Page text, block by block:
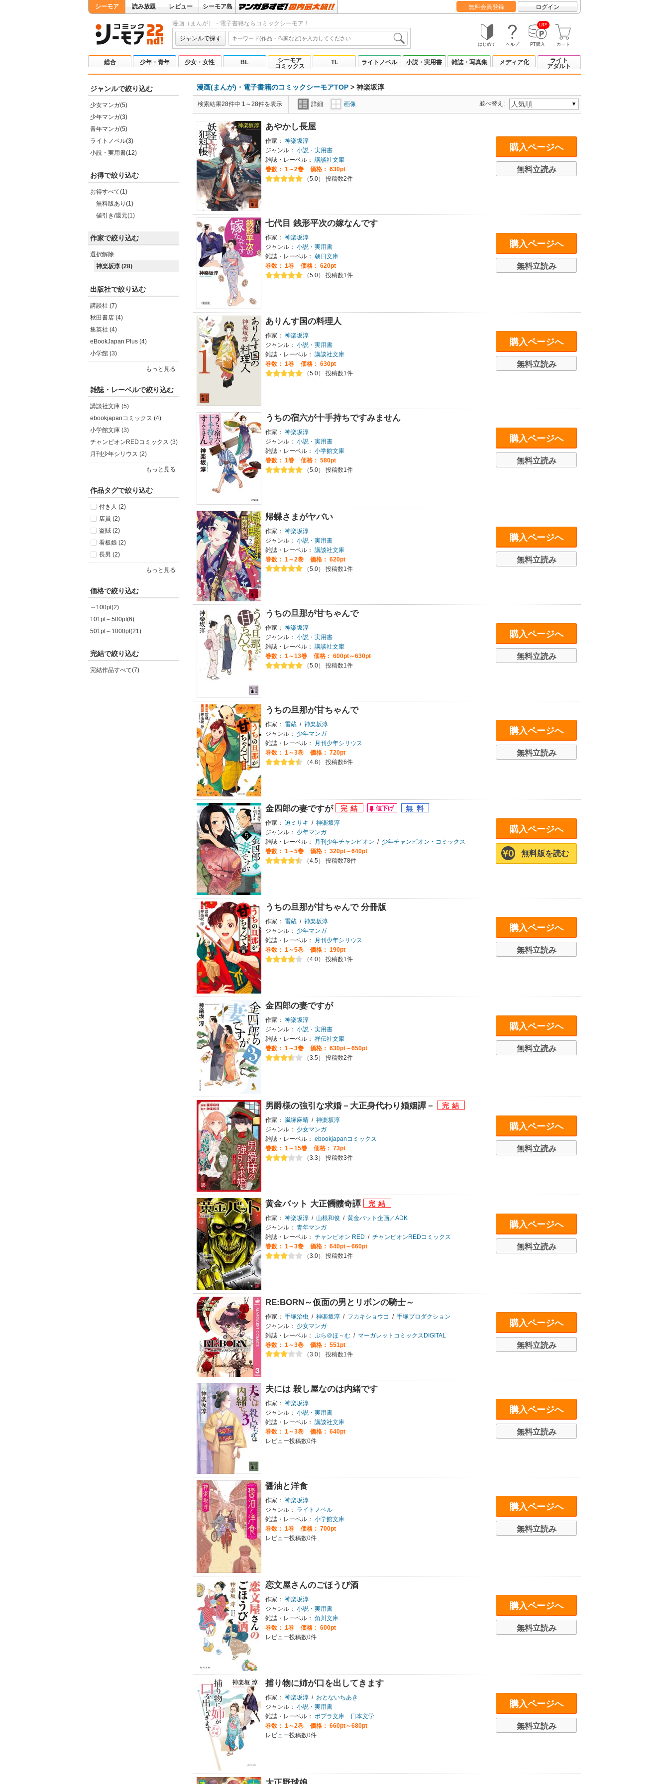
シーモア 読み放題 レビュー シーモア島 無料会員登録 ログイン
漫画（まんが）・電子書籍ならコミックシーモア！
ジャンルで探す
はじめて ヘルプ
UP!
PT購入 カート
総合 少年・青年 少女・女性 BL
シーモア
コミックス
TL ライトノベル 小説・実用書 雑誌・写真集 メディア化
ライト
アダルト
ジャンルで絞り込む
少女マンガ(5)
少年マンガ(3)
青年マンガ(5)
ライトノベル(3)
小説・実用書(12)
お得で絞り込む
お得すべて(1)
無料版あり(1)
値引き/還元(1)
作家で絞り込む
選択解除
神楽坂淳 (28)
出版社で絞り込む
講談社 (7)
秋田書店 (4)
集英社 (4)
eBookJapan Plus (4)
小学館 (3)
もっと見る
雑誌・レーベルで絞り込む
講談社文庫 (5)
ebookjapanコミックス (4)
小学館文庫 (3)
チャンピオンREDコミックス (3)
月刊少年シリウス (2)
もっと見る
作品タグで絞り込む
付き人 (2)
店員 (2)
盗賊 (2)
看板娘 (2)
長男 (2)
もっと見る
価格で絞り込む
～100pt(2)
101pt～500pt(6)
501pt～1000pt(21)
完結で絞り込む
完結作品すべて(7)
漫画(まんが)・電子書籍のコミックシーモアTOP > 神楽坂淳
検索結果28件中 1～28件を表示 詳細 画像 並べ替え:
あやかし長屋
作家： 神楽坂淳
ジャンル： 小説・実用書
雑誌・レーベル： 講談社文庫
巻数： 1～2巻
価格： 630pt
（5.0） 投稿数2件
購入ページへ
無料立読み
七代目 銭形平次の嫁なんです
作家： 神楽坂淳
ジャンル： 小説・実用書
雑誌・レーベル： 朝日文庫
巻数： 1巻
価格： 620pt
（5.0） 投稿数1件
購入ページへ
無料立読み
ありんす国の料理人
作家： 神楽坂淳
ジャンル： 小説・実用書
雑誌・レーベル： 講談社文庫
巻数： 1巻
価格： 630pt
（5.0） 投稿数1件
購入ページへ
無料立読み
うちの宿六が十手持ちですみません
作家： 神楽坂淳
ジャンル： 小説・実用書
雑誌・レーベル： 小学館文庫
巻数： 1巻
価格： 580pt
（5.0） 投稿数1件
購入ページへ
無料立読み
帰蝶さまがヤバい
作家： 神楽坂淳
ジャンル： 小説・実用書
雑誌・レーベル： 講談社文庫
巻数： 1～2巻
価格： 620pt
（5.0） 投稿数1件
購入ページへ
無料立読み
うちの旦那が甘ちゃんで
作家： 神楽坂淳
ジャンル： 小説・実用書
雑誌・レーベル： 講談社文庫
巻数： 1～13巻
価格： 600pt～630pt
（5.0） 投稿数1件
購入ページへ
無料立読み
うちの旦那が甘ちゃんで
作家： 雷蔵 / 神楽坂淳
ジャンル：
少年マンガ
雑誌・レーベル：
月刊少年シリウス
巻数： 1～3巻
価格： 720pt
（4.8） 投稿数6件
購入ページへ
無料立読み
金四郎の妻ですが
作家： 迫ミサキ / 神楽坂淳
ジャンル：
少年マンガ
雑誌・レーベル：
月刊少年チャンピオン / 少年チャンピオン・コミックス
巻数： 1～5巻
価格： 320pt～640pt
（4.5） 投稿数78件
購入ページへ
無料版を読む
うちの旦那が甘ちゃんで 分冊版
作家： 雷蔵 / 神楽坂淳
ジャンル：
少年マンガ
雑誌・レーベル：
月刊少年シリウス
巻数： 1～5巻
価格： 190pt
（4.0） 投稿数1件
購入ページへ
無料立読み
金四郎の妻ですが
作家： 神楽坂淳
ジャンル： 小説・実用書
雑誌・レーベル： 祥伝社文庫
巻数： 1～3巻
価格： 630pt～650pt
（3.5） 投稿数2件
購入ページへ
無料立読み
男爵様の強引な求婚－大正身代わり婚姻譚－
作家： 嵐塚麻晴 / 神楽坂淳
ジャンル：
少女マンガ
雑誌・レーベル： ebookjapanコミックス
巻数： 1～15巻
価格： 73pt
（3.3） 投稿数3件
購入ページへ
無料立読み
黄金バット 大正髑髏奇譚
作家： 神楽坂淳 / 山根和俊 / 黄金バット企画／ADK
ジャンル： 青年マンガ
雑誌・レーベル： チャンピオン RED / チャンピオンREDコミックス
巻数： 1～3巻
価格： 640pt～660pt
（3.0） 投稿数1件
購入ページへ
無料立読み
RE:BORN～仮面の男とリボンの騎士～
作家： 手塚治虫 / 神楽坂淳 / フカキショウコ / 手塚プロダクション
ジャンル：
少女マンガ
雑誌・レーベル： ぷら＠ほ～む / マーガレットコミックスDIGITAL
巻数： 1～3巻
価格： 551pt
（3.0） 投稿数1件
購入ページへ
無料立読み
夫には 殺し屋なのは内緒です
作家： 神楽坂淳
ジャンル： 小説・実用書
雑誌・レーベル： 講談社文庫
巻数： 1～3巻
価格： 640pt
レビュー投稿数0件
購入ページへ
無料立読み
醤油と洋食
作家： 神楽坂淳
ジャンル：
ライトノベル
雑誌・レーベル： 小学館文庫
巻数： 1巻
価格： 700pt
レビュー投稿数0件
購入ページへ
無料立読み
恋文屋さんのごほうび酒
作家： 神楽坂淳
ジャンル： 小説・実用書
雑誌・レーベル： 角川文庫
巻数： 1巻
価格： 600pt
レビュー投稿数0件
購入ページへ
無料立読み
捕り物に姉が口を出してきます
作家： 神楽坂淳 / おとないちあき
ジャンル： 小説・実用書
雑誌・レーベル： ポプラ文庫 日本文学
巻数： 1～2巻
価格： 660pt～680pt
レビュー投稿数0件
購入ページへ
無料立読み